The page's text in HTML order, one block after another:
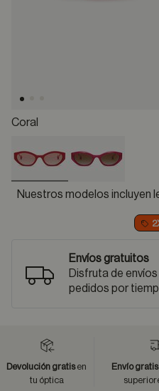
Coral
selected
Nuestros modelos incluyen
Envíos gratuitos
Disfruta de
pedidos por
Devolución gratisen
tu óptica
Envío gratis